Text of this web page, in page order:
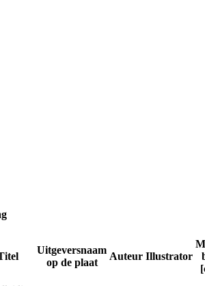
Uitgeversnaam
op de plaat
Auteur Illustrator